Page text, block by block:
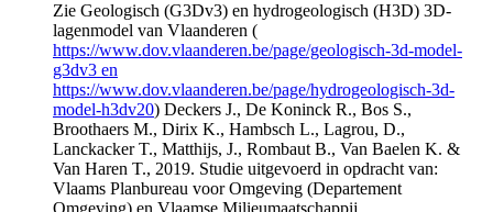
Zie Geologisch (G3Dv3) en hydrogeologisch (H3D) 3D-
lagenmodel van Vlaanderen (
https://www.dov.vlaanderen.be/page/geologisch-3d-model-
g3dv3 en
https://www.dov.vlaanderen.be/page/hydrogeologisch-3d-
model-h3dv20) Deckers J., De Koninck R., Bos S.,
Broothaers M., Dirix K., Hambsch L., Lagrou, D.,
Lanckacker T., Matthijs, J., Rombaut B., Van Baelen K. &
Van Haren T., 2019. Studie uitgevoerd in opdracht van:
Vlaams Planbureau voor Omgeving (Departement
Omgeving) en Vlaamse Milieumaatschappij